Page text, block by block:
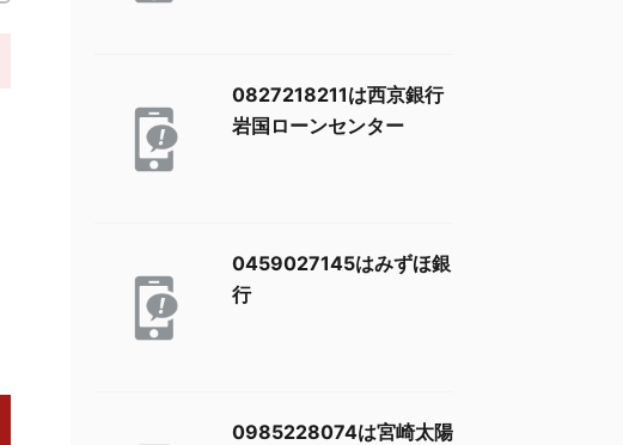
0827218211は西京銀行
岩国ローンセンター
0459027145はみずほ銀
行
0985228074は宮崎太陽